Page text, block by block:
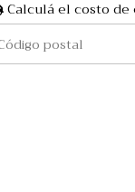
Calculá el costo de